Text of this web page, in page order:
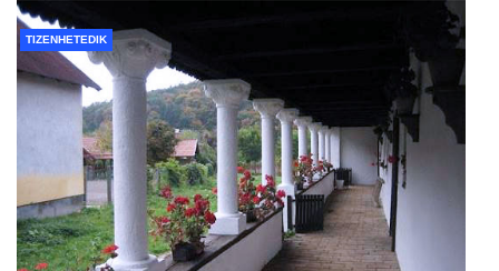
TIZENHETEDIK